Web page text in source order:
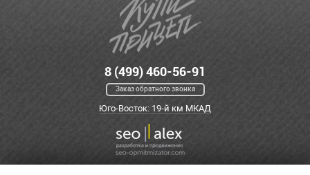
8 (499) 460-56-91
Заказ обратного звонка
Юго-Восток: 19-й км МКАД